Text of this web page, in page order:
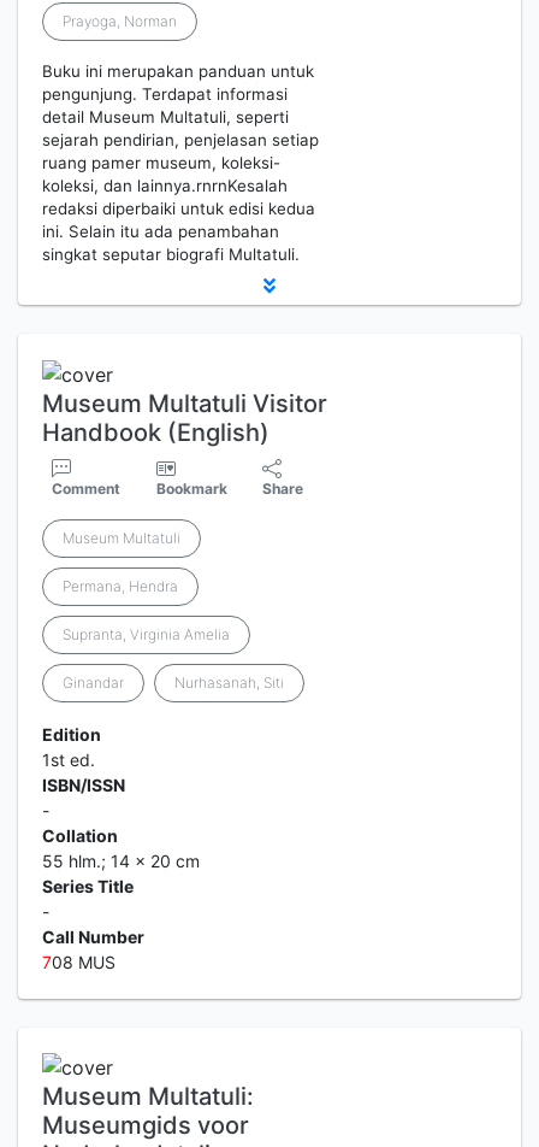
Prayoga, Norman
Buku ini merupakan panduan untuk
pengunjung. Terdapat informasi
detail Museum Multatuli, seperti
sejarah pendirian, penjelasan setiap
ruang pamer museum, koleksi-
koleksi, dan lainnya.rnrnKesalah
redaksi diperbaiki untuk edisi kedua
ini. Selain itu ada penambahan
singkat seputar biografi Multatuli.
Museum Multatuli Visitor
Handbook (English)
Comment Bookmark Share
Museum Multatuli
Permana, Hendra
Supranta, Virginia Amelia
Ginandar Nurhasanah, Siti
Edition
1st ed.
ISBN/ISSN
-
Collation
55 hlm.; 14 x 20 cm
Series Title
-
Call Number
708 MUS
Museum Multatuli:
Museumgids voor